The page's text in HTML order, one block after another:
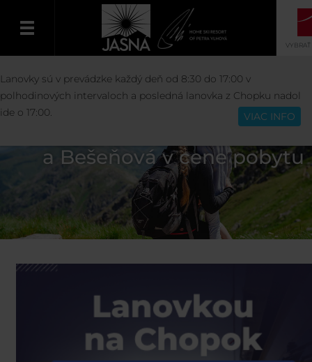
Slovenčina
VYBRAŤ
Lanovky a vodné parky
a Bešeňová v cene pobytu
Lanovky sú v prevádzke každý deň od 8:30 do 17:00 v
polhodinových intervaloch a posledná lanovka z Chopku nadol
ide o 17:00.
VIAC INFO